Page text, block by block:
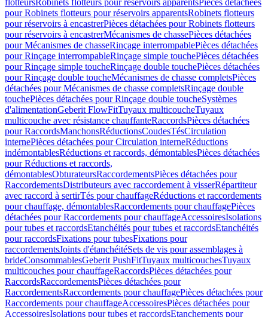
flotteursRobinets flotteurs pour réservoirs apparentsPièces détachées
pour Robinets flotteurs pour réservoirs apparentsRobinets flotteurs
pour réservoirs à encastrerPièces détachées pour Robinets flotteurs
pour réservoirs à encastrerMécanismes de chassePièces détachées
pour Mécanismes de chasseRinçage interrompablePièces détachées
pour Rinçage interrompableRinçage simple touchePièces détachées
pour Rinçage simple toucheRinçage double touchePièces détachées
pour Rinçage double toucheMécanismes de chasse completsPièces
détachées pour Mécanismes de chasse completsRinçage double
touchePièces détachées pour Rinçage double toucheSystèmes
d'alimentationGeberit FlowFitTuyaux multicoucheTuyaux
multicouche avec résistance chauffanteRaccordsPièces détachées
pour RaccordsManchonsRéductionsCoudesTésCirculation
internePièces détachées pour Circulation interneRéductions
indémontablesRéductions et raccords, démontablesPièces détachées
pour Réductions et raccords,
démontablesObturateursRaccordementsPièces détachées pour
RaccordementsDistributeurs avec raccordement à visserRépartiteur
avec raccord à sertirTés pour chauffageRéductions et raccordements
pour chauffage, démontablesRaccordements pour chauffagePièces
détachées pour Raccordements pour chauffageAccessoiresIsolations
pour tubes et raccordsEtanchéités pour tubes et raccordsEtanchéités
pour raccordsFixations pour tubesFixations pour
raccordementsJoints d'étanchéitéSets de vis pour assemblages à
brideConsommablesGeberit PushFitTuyaux multicouchesTuyaux
multicouches pour chauffageRaccordsPièces détachées pour
RaccordsRaccordementsPièces détachées pour
RaccordementsRaccordements pour chauffagePièces détachées pour
Raccordements pour chauffageAccessoiresPièces détachées pour
AccessoiresIsolations pour tubes et raccordsEtanchements pour